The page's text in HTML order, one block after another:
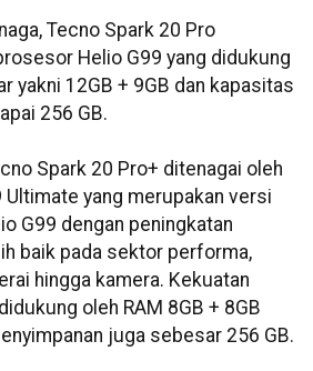
Tecno Spark 20 Pro
Helio G99 yang didukung
yakni 12GB + 9GB dan kapasitas
256 GB.
Spark 20 Pro+ ditenagai oleh
yang merupakan versi
G99 dengan peningkatan
baik pada sektor performa,
hingga kamera. Kekuatan
oleh RAM 8GB + 8GB
juga sebesar 256 GB.